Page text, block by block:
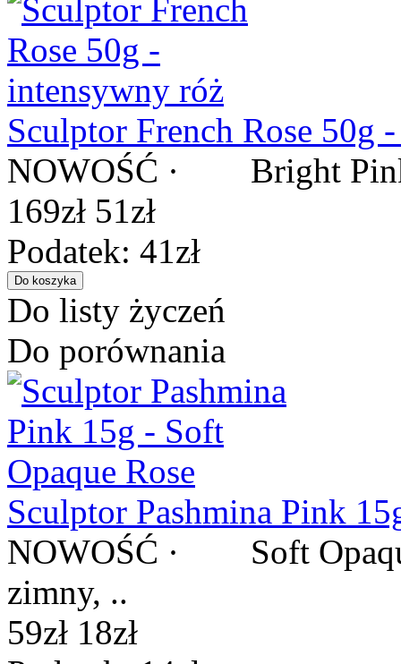
Sculptor French Rose 50g
NOWOŚĆ · Bright Pink
169zł 51zł
Podatek: 41zł
Do listy życzeń
Do porównania
Sculptor Pashmina Pink
NOWOŚĆ · Soft
zimny, ..
59zł 18zł